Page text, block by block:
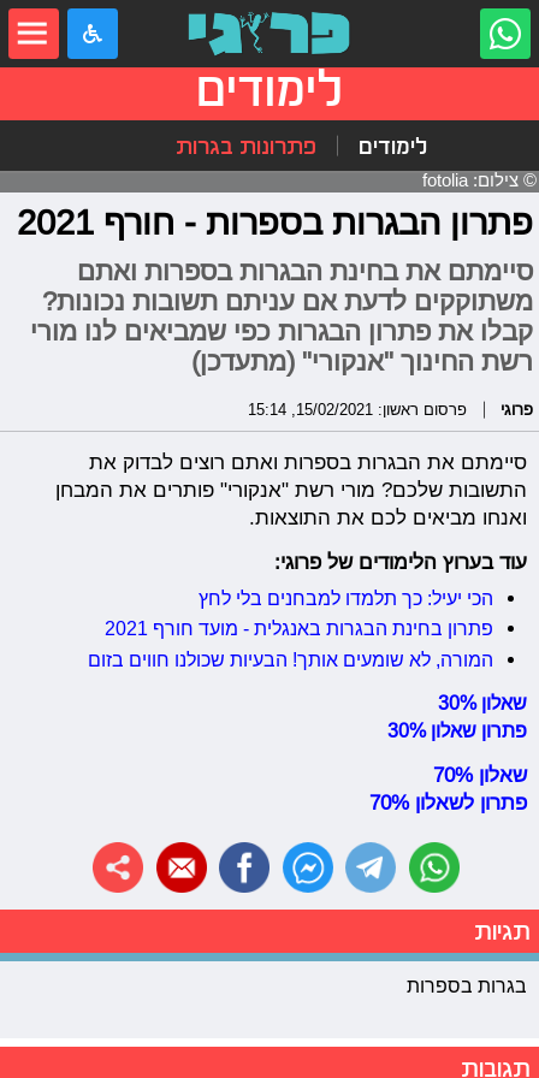
לימודים
לימודים פתרונות בגרות
© צילום: fotolia
פתרון הבגרות בספרות - חורף 2021
סיימתם את בחינת הבגרות בספרות ואתם
משתוקקים לדעת אם עניתם תשובות נכונות?
קבלו את פתרון הבגרות כפי שמביאים לנו מורי
רשת החינוך "אנקורי" (מתעדכן)
פרוגי פרסום ראשון: 15/02/2021, 15:14
סיימתם את הבגרות בספרות ואתם רוצים לבדוק את
התשובות שלכם? מורי רשת "אנקורי" פותרים את המבחן
ואנחו מביאים לכם את התוצאות.
עוד בערוץ הלימודים של פרוגי:
הכי יעיל: כך תלמדו למבחנים בלי לחץ
פתרון בחינת הבגרות באנגלית - מועד חורף 2021
המורה, לא שומעים אותך! הבעיות שכולנו חווים בזום
שאלון 30%
פתרון שאלון 30%
שאלון 70%
פתרון לשאלון 70%
תגיות
בגרות בספרות
תגובות